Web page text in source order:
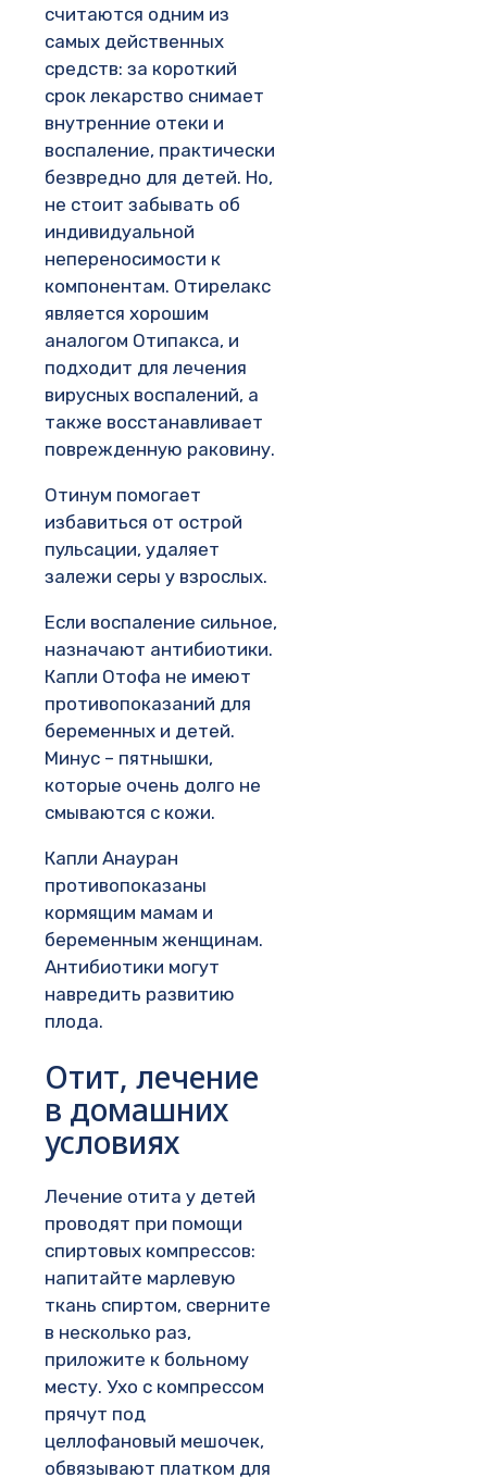
считаются одним из
самых действенных
средств: за короткий
срок лекарство снимает
внутренние отеки и
воспаление, практически
безвредно для детей. Но,
не стоит забывать об
индивидуальной
непереносимости к
компонентам. Отирелакс
является хорошим
аналогом Отипакса, и
подходит для лечения
вирусных воспалений, а
также восстанавливает
поврежденную раковину.
Отинум помогает
избавиться от острой
пульсации, удаляет
залежи серы у взрослых.
Если воспаление сильное,
назначают антибиотики.
Капли Отофа не имеют
противопоказаний для
беременных и детей.
Минус – пятнышки,
которые очень долго не
смываются с кожи.
Капли Анауран
противопоказаны
кормящим мамам и
беременным женщинам.
Антибиотики могут
навредить развитию
плода.
Отит, лечение
в домашних
условиях
Лечение отита у детей
проводят при помощи
спиртовых компрессов:
напитайте марлевую
ткань спиртом, сверните
в несколько раз,
приложите к больному
месту. Ухо с компрессом
прячут под
целлофановый мешочек,
обвязывают платком для